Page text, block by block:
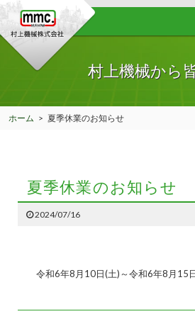
村上機械から
ホーム > 夏季休業のお知らせ
夏季休業のお知らせ
2024/07/16
令和6年8月10日(土)～令和6年8月15